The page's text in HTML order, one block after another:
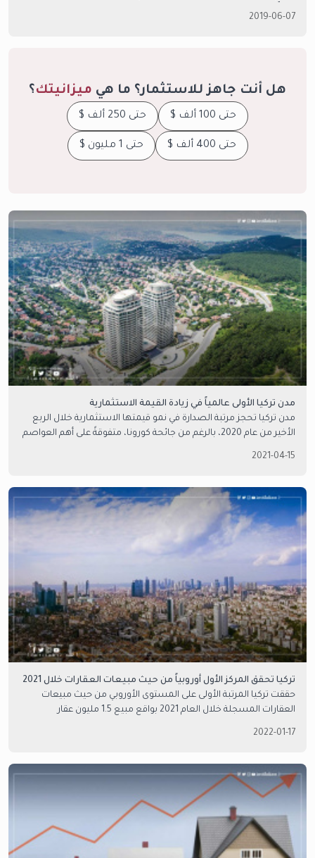
2019-06-07
هل أنت جاهز للاستثمار؟ ما هي ميزانيتك ؟
حتى 100 ألف $ حتى 250 ألف $
حتى 400 ألف $ حتى 1 مليون $
مدن تركيا الأولى عالمياً في زيادة القيمة الاستثمارية
مدن تركيا تحجز مرتبة الصدارة في نمو قيمتها الاستثمارية خلال الربع
الأخير من عام 2020، بالرغم من جائحة كورونا، متفوقةً على أهم العواصم
2021-04-15
تركيا تحقق المركز الأول أوروبياً من حيث مبيعات العقارات خلال 2021
حققت تركيا المرتبة الأولى على المستوى الأوروبي من حيث مبيعات
العقارات المسجلة خلال العام 2021 بواقع مبيع 1.5 مليون عقار
2022-01-17